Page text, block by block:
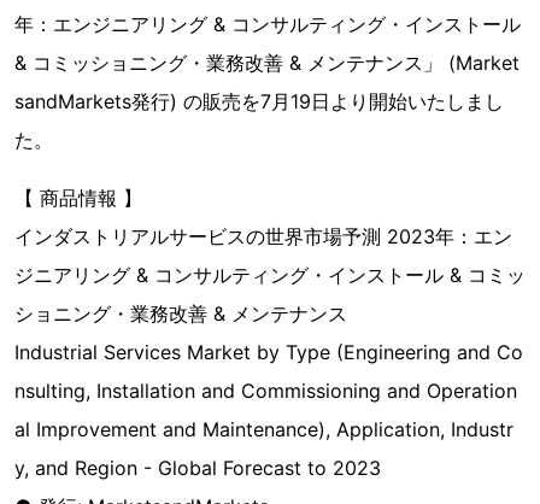
年：エンジニアリング & コンサルティング・インストール
& コミッショニング・業務改善 & メンテナンス」 (Market
sandMarkets発行) の販売を7月19日より開始いたしまし
た。
【 商品情報 】
インダストリアルサービスの世界市場予測 2023年：エン
ジニアリング & コンサルティング・インストール & コミッ
ショニング・業務改善 & メンテナンス
Industrial Services Market by Type (Engineering and Co
nsulting, Installation and Commissioning and Operation
al Improvement and Maintenance), Application, Industr
y, and Region - Global Forecast to 2023